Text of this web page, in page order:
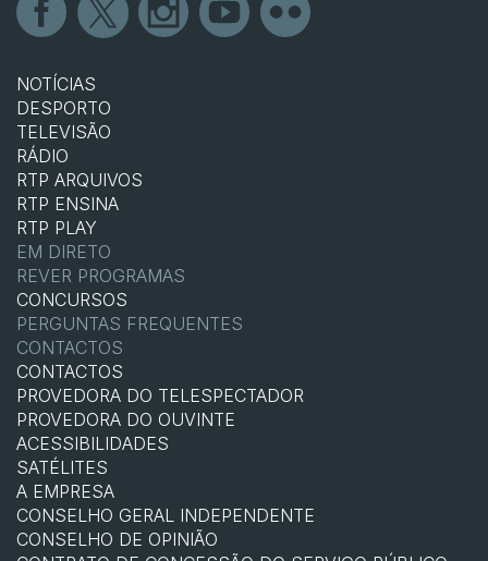
NOTÍCIAS
DESPORTO
TELEVISÃO
RÁDIO
RTP ARQUIVOS
RTP ENSINA
RTP PLAY
EM DIRETO
REVER PROGRAMAS
CONCURSOS
PERGUNTAS FREQUENTES
CONTACTOS
CONTACTOS
PROVEDORA DO TELESPECTADOR
PROVEDORA DO OUVINTE
ACESSIBILIDADES
SATÉLITES
A EMPRESA
CONSELHO GERAL INDEPENDENTE
CONSELHO DE OPINIÃO